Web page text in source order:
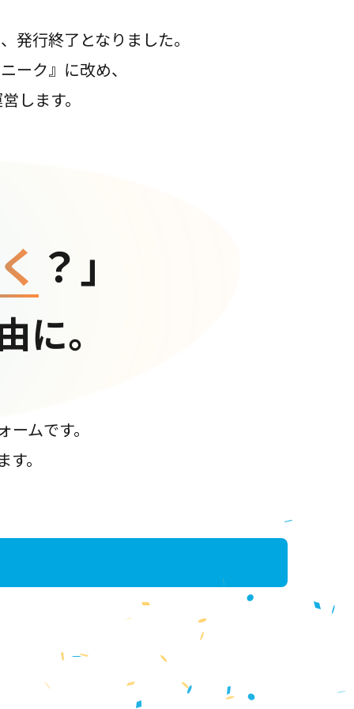
発行終了となりました。
ーク』に改め、
します。
？」
に。
ムです。
。